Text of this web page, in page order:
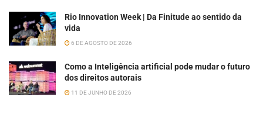
Rio Innovation Week | Da Finitude ao sentido da
vida
6 DE AGOSTO DE 2026
Como a Inteligência artificial pode mudar o futuro
dos direitos autorais
11 DE JUNHO DE 2026